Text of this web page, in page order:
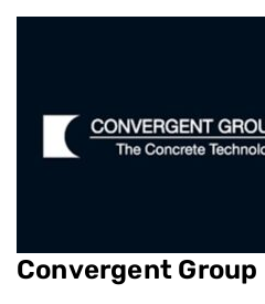
Convergent Group